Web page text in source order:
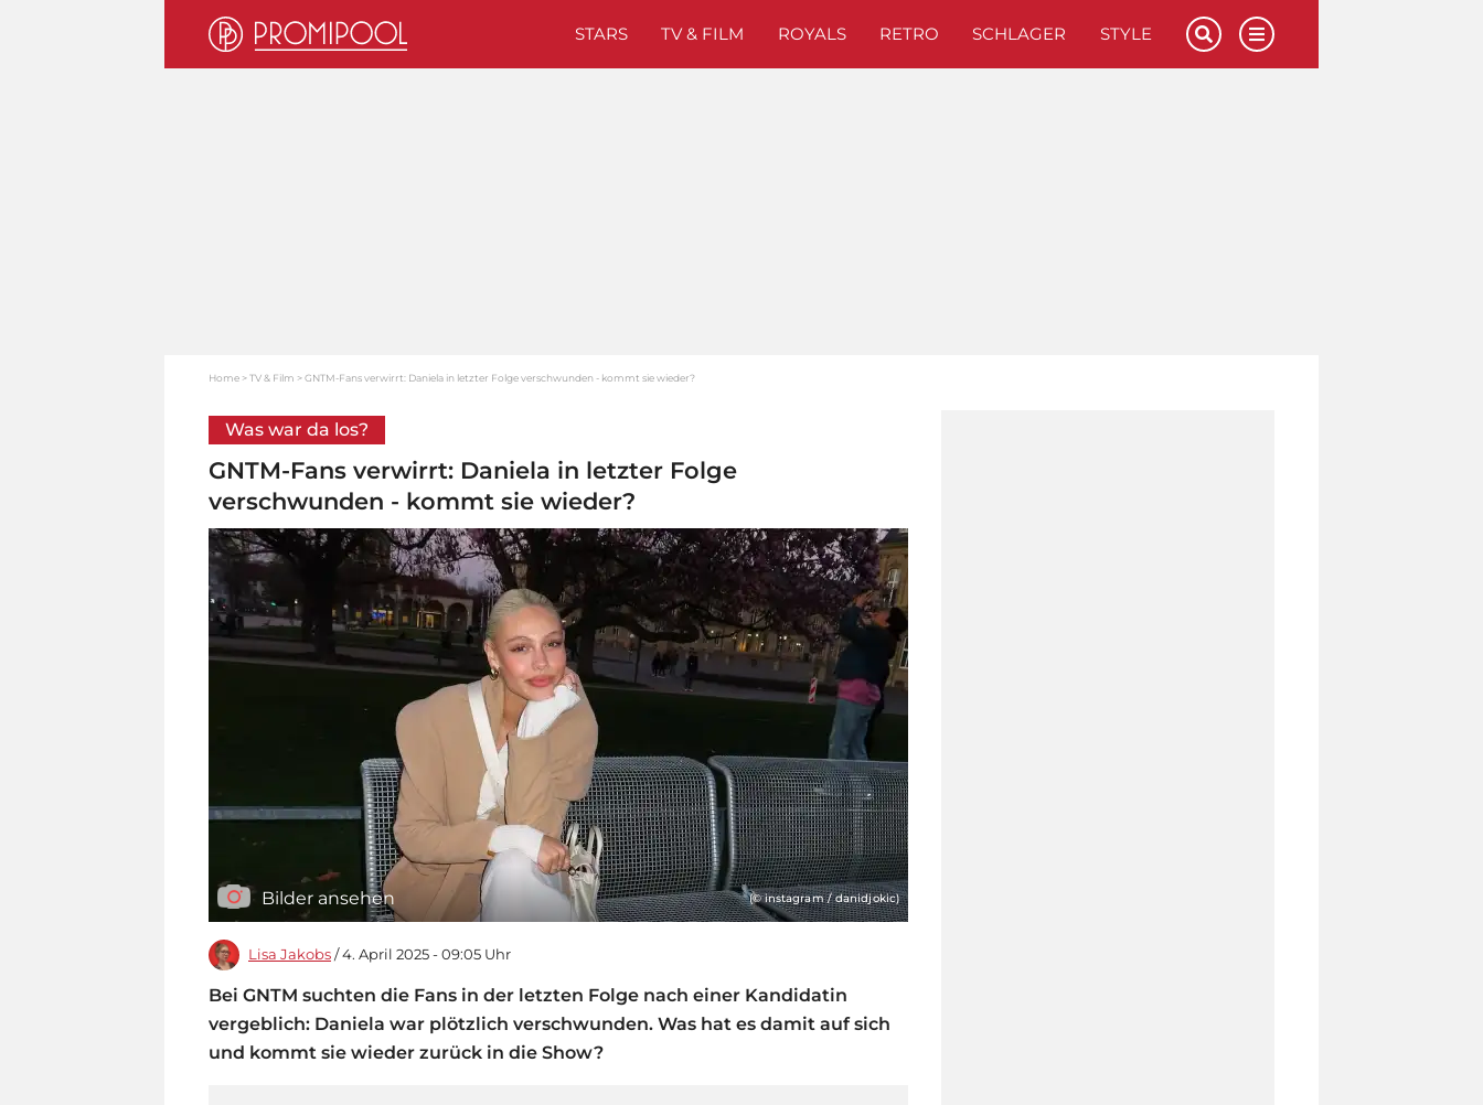
STARS TV & FILM ROYALS RETRO SCHLAGER STYLE
Home TV & Film GNTM-Fans verwirrt: Daniela in letzter Folge verschwunden - kommt sie wieder?
Was war da los?
GNTM-Fans verwirrt: Daniela in letzter Folge
verschwunden - kommt sie wieder?
Bilder ansehen (© instagram / danidjokic)
Lisa Jakobs / 4. April 2025 - 09:05 Uhr
Bei GNTM suchten die Fans in der letzten Folge nach einer Kandidatin
vergeblich: Daniela war plötzlich verschwunden. Was hat es damit auf sich
und kommt sie wieder zurück in die Show?